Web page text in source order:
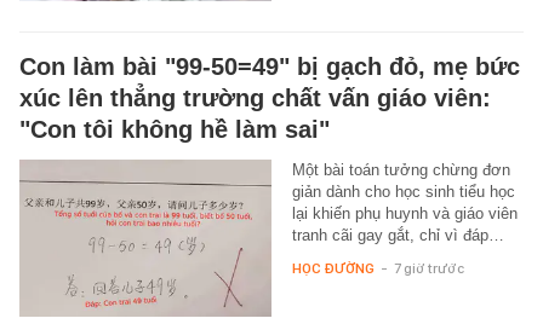
Con làm bài "99-50=49" bị gạch đỏ, mẹ bức
xúc lên thẳng trường chất vấn giáo viên:
"Con tôi không hề làm sai"
Một bài toán tưởng chừng đơn
giản dành cho học sinh tiểu học
lại khiến phụ huynh và giáo viên
tranh cãi gay gắt, chỉ vì đáp…
HỌC ĐƯỜNG - 7 giờ trước